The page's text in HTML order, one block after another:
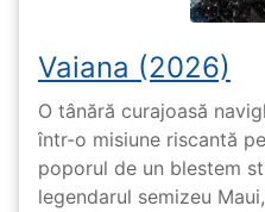
Vaiana (2026)
O tânără curajoasă
într-o misiune riscantă
poporul de un blestem
legendarul semizeu